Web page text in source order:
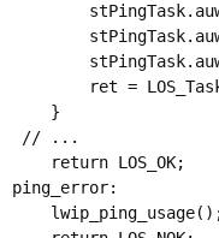
ret =
    }
// ...
    return LOS_OK;
ping_error: